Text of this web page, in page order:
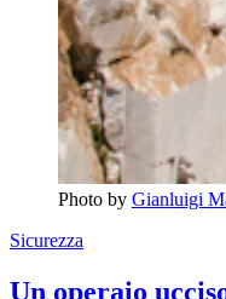
Photo by Gianluigi
Sicurezza
Un operaio